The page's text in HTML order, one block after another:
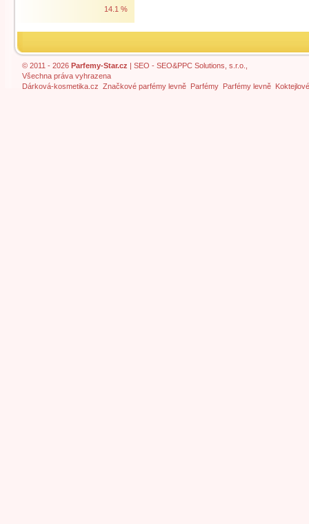
14.1 %
© 2011 - 2026 Parfemy-Star.cz | SEO - SEO&PPC Solutions, s.r.o.,
Všechna práva vyhrazena
Dárková-kosmetika.cz Značkové parfémy levně Parfémy Parfémy levně